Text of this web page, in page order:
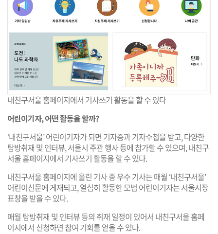
내친구서울 홈페이지에서 기사쓰기 활동을 할 수 있다
어린이기자, 어떤 활동을 할까?
‘내친구서울’ 어린이기자가 되면 기자증과 기자수첩을 받고, 다양한
탐방취재 및 인터뷰, 서울시 주관 행사 등에 참가할 수 있으며, 내친구
서울 홈페이지에서 기사쓰기 활동을 할 수 있다.
내친구서울 홈페이지에 올린 기사 중 우수 기사는 매월 ‘내친구서울’
어린이신문에 게재되고, 열심히 활동한 모범 어린이기자는 서울시장
표창을 받을 수 있다.
매월 탐방취재 및 인터뷰 등의 취재 일정이 있어서 내친구서울 홈페
이지에서 신청하면 참여 기회를 얻을 수 있다.